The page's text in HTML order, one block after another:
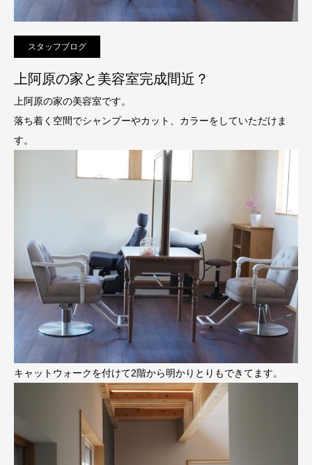
スタッフブログ
上阿原の家と美容室完成間近？
上阿原の家の美容室です。
落ち着く空間でシャンプーやカット、カラーをしていただけま
す。
キャットウォークを付けて2階から明かりとりもできてます。